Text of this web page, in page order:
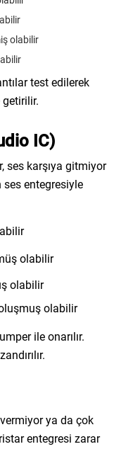
olabilir
test edilerek
IC)
ses karşıya gitmiyor
ses entegresiyle
olabilir
olabilir
olabilir
ile onarılır.
ya da çok
entegresi zarar